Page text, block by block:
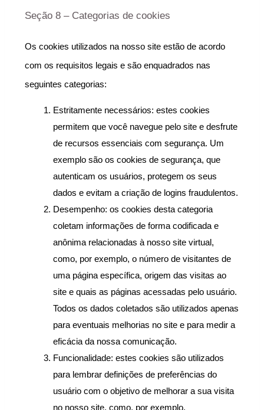
Seção 8 – Categorias de cookies
Os cookies utilizados na nosso site estão de acordo
com os requisitos legais e são enquadrados nas
seguintes categorias:
Estritamente necessários: estes cookies
permitem que você navegue pelo site e desfrute
de recursos essenciais com segurança. Um
exemplo são os cookies de segurança, que
autenticam os usuários, protegem os seus
dados e evitam a criação de logins fraudulentos.
Desempenho: os cookies desta categoria
coletam informações de forma codificada e
anônima relacionadas à nosso site virtual,
como, por exemplo, o número de visitantes de
uma página específica, origem das visitas ao
site e quais as páginas acessadas pelo usuário.
Todos os dados coletados são utilizados apenas
para eventuais melhorias no site e para medir a
eficácia da nossa comunicação.
Funcionalidade: estes cookies são utilizados
para lembrar definições de preferências do
usuário com o objetivo de melhorar a sua visita
no nosso site, como, por exemplo,